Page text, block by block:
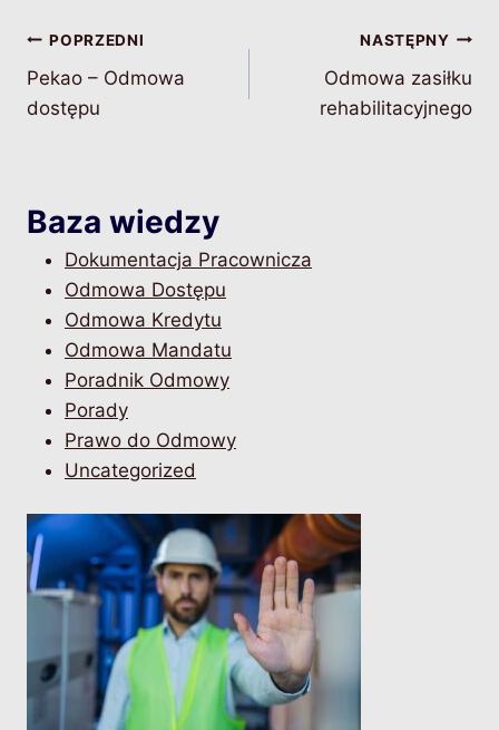
Nawigacja
wpisu
POPRZEDNI
Pekao – Odmowa
dostępu
NASTĘPNY
Odmowa zasiłku
rehabilitacyjnego
Baza wiedzy
Dokumentacja Pracownicza
Odmowa Dostępu
Odmowa Kredytu
Odmowa Mandatu
Poradnik Odmowy
Porady
Prawo do Odmowy
Uncategorized